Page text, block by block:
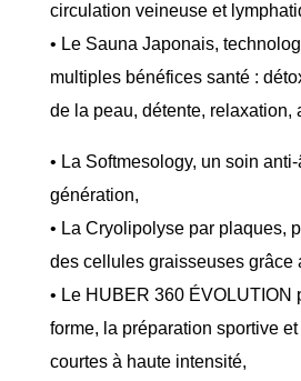
circulation veineuse et
• Le Sauna Japonais,
multiples bénéfices santé :
de la peau, détente, relaxation,
• La Softmesology, un soin
génération,
• La Cryolipolyse par plaques,
des cellules graisseuses grâce
• Le HUBER 360 ÉVOLUTION
forme, la préparation sportive
courtes à haute intensité,